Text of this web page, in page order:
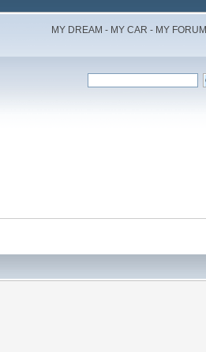
MY DREAM - MY CAR - MY FORUM